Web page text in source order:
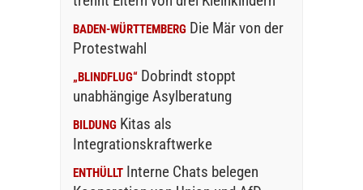
BADEN-WÜRTTEMBERG Die Mär von der
Protestwahl
„BLINDFLUG“ Dobrindt stoppt
unabhängige Asylberatung
BILDUNG Kitas als
Integrationskraftwerke
ENTHÜLLT Interne Chats belegen